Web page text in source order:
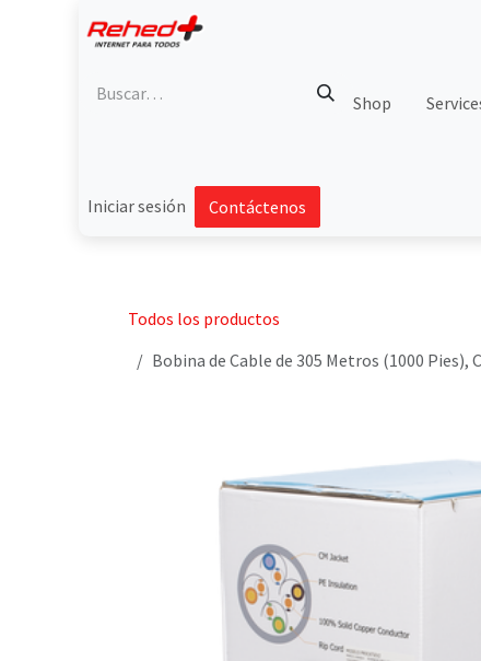
Shop
Iniciar sesión Contáctenos
Todos los productos
Bobina de Cable de 305 Metros (1000